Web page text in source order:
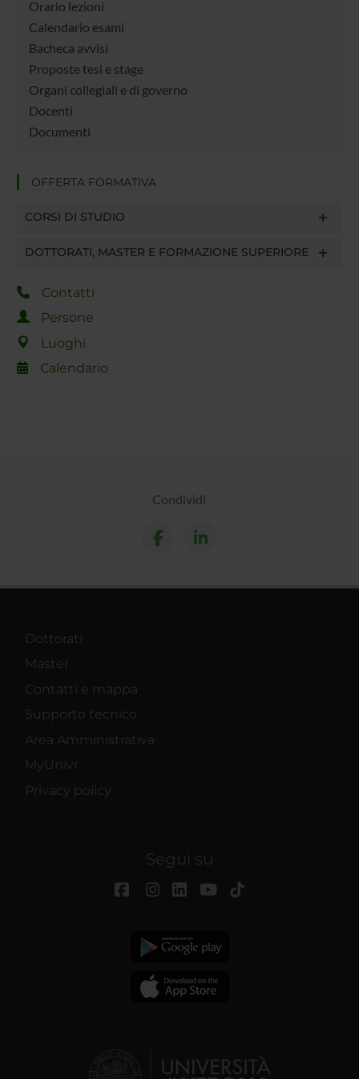
Orario lezioni
Calendario esami
Bacheca avvisi
Proposte tesi e stage
Organi collegiali e di governo
Docenti
Documenti
OFFERTA FORMATIVA
CORSI DI STUDIO
DOTTORATI, MASTER E FORMAZIONE SUPERIORE
Contatti
Persone
Luoghi
Calendario
Condividi
Dottorati
Master
Contatti e mappa
Supporto tecnico
Area Amministrativa
MyUnivr
Privacy policy
Segui su